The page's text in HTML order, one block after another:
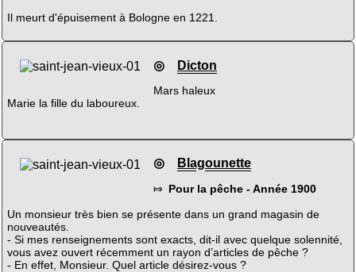
Il meurt d'épuisement à Bologne en 1221.
◎ Dicton
Mars haleux
Marie la fille du laboureux.
◎ Blagounette
⤇ Pour la pêche - Année 1900
Un monsieur très bien se présente dans un grand magasin de
nouveautés.
- Si mes renseignements sont exacts, dit-il avec quelque solennité,
vous avez ouvert récemment un rayon d’articles de pêche ?
- En effet, Monsieur. Quel article désirez-vous ?